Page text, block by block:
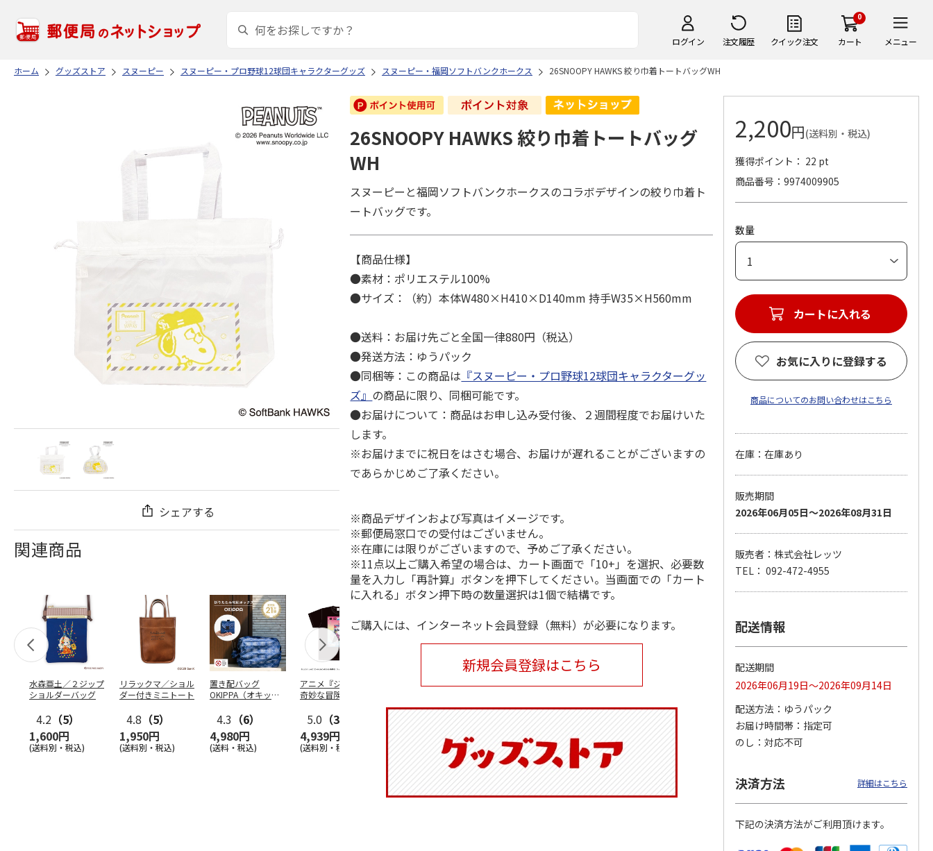
ログイン 注文履歴 クイック注文
0
カート メニュー
ホーム グッズストア スヌーピー スヌーピー・プロ野球12球団キャラクターグッズ スヌーピー・福岡ソフトバンクホークス 26SNOOPY HAWKS 絞り巾着トートバッグWH
シェアする
関連商品
水森亜土／２ジップ
ショルダーバッグ
4.2 （5）
1,600円
(送料別・税込)
リラックマ／ショル
ダー付きミニトート
4.8 （5）
1,950円
(送料別・税込)
置き配バッグ
OKIPPA（オキッ
4.3 （6）
4,980円
(送料・税込)
アニメ『ジョジョの
奇妙な冒険 黄金の
5.0 （3）
4,939円
(送料別・税込)
コジコジ／ショルダ
4.5 （6）
1,760円
(送料別・税込)
アニメ『ジョジョの
風』CITY POP…
（4）
3,839円
(送料別・税込)
『ジョジョの奇妙な
クルセイダース』
ワー…
4,400円
(送料別・税込)
クルセイダース』
トラ
3,300円
POSTIES オリジナ
3,080円
(送料別・税込)
『ジョジョの奇妙な
26SNOOPY HAWKS 絞り巾着トートバッグ
WH
スヌーピーと福岡ソフトバンクホークスのコラボデザインの絞り巾着ト
ートバッグです。
【商品仕様】
●素材：ポリエステル100%
●サイズ：（約）本体W480×H410×D140mm 持手W35×H560mm
●送料：お届け先ごと全国一律880円（税込）
●発送方法：ゆうパック
●同梱等：この商品は 『スヌーピー・プロ野球12球団キャラクターグッ
ズ』 の商品に限り、同梱可能です。
●お届けについて：商品はお申し込み受付後、２週間程度でお届けいた
します。
※お届けまでに祝日をはさむ場合、お届けが遅れることがございますの
であらかじめご了承ください。
※商品デザインおよび写真はイメージです。
※郵便局窓口での受付はございません。
※在庫には限りがございますので、予めご了承ください。
※11点以上ご購入希望の場合は、カート画面で「10+」を選択、必要数
量を入力し「再計算」ボタンを押下してください。当画面での「カート
に入れる」ボタン押下時の数量選択は1個で結構です。
ご購入には、インターネット会員登録（無料）が必要になります。
新規会員登録はこちら
2,200円(送料別・税込)
獲得ポイント： 22 pt
商品番号
9974009905
数量
カートに入れる
お気に入りに登録する
商品についてのお問い合わせはこちら
在庫：在庫あり
販売期間
2026年06月05日～2026年08月31日
販売者：株式会社レッツ
TEL： 092-472-4955
配送情報
配送期間
2026年06月19日～2026年09月14日
配送方法
ゆうパック
お届け時間帯
指定可
のし
対応不可
決済方法 詳細はこちら
下記の決済方法がご利用頂けます。